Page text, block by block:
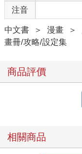
注音
中文書 ＞ 漫畫 ＞
畫冊/攻略/設定集
商品評價
相關商品